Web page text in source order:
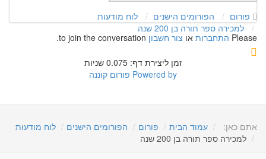
Please התחברות או צור חשבון
פורום הפורומים הישנים
לוח מודעות
למכירה ספר תורה בן 200 שנה
זמן ליצירת דף: 0.075 שניות
Powered by פורום קוננה
אתם כאן: עמוד הבית פורום הפורומים הישנים
לוח מודעות
למכירה ספר תורה בן 200 שנה